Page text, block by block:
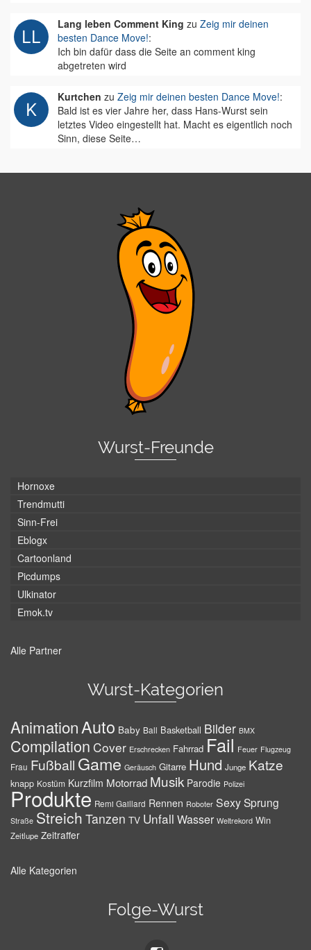
Lang leben Comment King zu Zeig mir deinen
besten Dance Move!:
Ich bin dafür dass die Seite an comment king
abgetreten wird
Kurtchen zu Zeig mir deinen besten Dance Move!:
Bald ist es vier Jahre her, dass Hans-Wurst sein
letztes Video eingestellt hat. Macht es eigentlich noch
Sinn, diese Seite…
Wurst-Freunde
Hornoxe
Trendmutti
Sinn-Frei
Eblogx
Cartoonland
Picdumps
Ulkinator
Emok.tv
Alle Partner
Wurst-Kategorien
AnimationAuto Baby Ball Basketball Bilder BMX
Compilation Cover Erschrecken Fahrrad Fail Feuer Flugzeug
Frau Fußball Game Geräusch Gitarre Hund Junge Katze
knapp Kostüm Kurzfilm Motorrad Musik Parodie Polizei
Produkte Remi Gaillard Rennen Roboter SexySprung
Straße Streich Tanzen TV Unfall Wasser Weltrekord Win
Zeitlupe Zeitraffer
Alle Kategorien
Folge-Wurst